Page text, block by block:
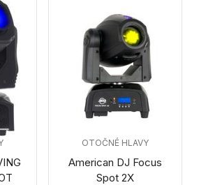
American DJ Focus
Spot 2X
OTOČNÉ HLAVY